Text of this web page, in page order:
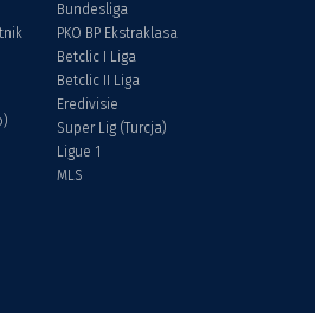
Bundesliga
PKO BP Ekstraklasa
Betclic I Liga
Betclic II Liga
Eredivisie
Super Lig (Turcja)
Ligue 1
MLS